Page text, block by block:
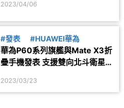
2023/04/06
#發表 #HUAWEI華為
華為P60系列旗艦與Mate X3折
疊手機發表 支援雙向北斗衛星通
2023/03/23